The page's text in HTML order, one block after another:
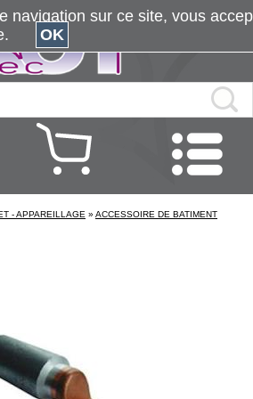
- APPAREILLAGE » ACCESSOIRE DE BATIMENT
navigation sur ce site, vous
OK